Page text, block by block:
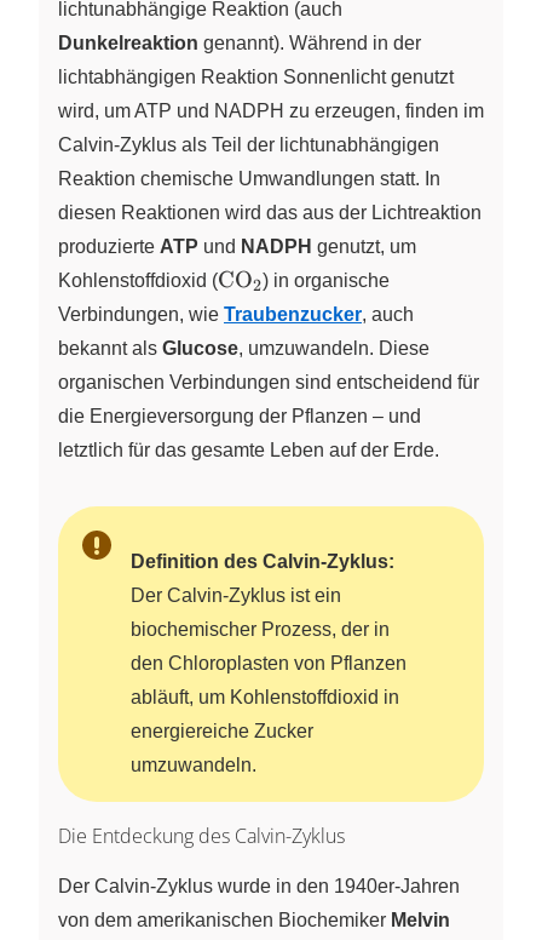
lichtunabhängige Reaktion (auch
Dunkelreaktion genannt). Während in der
lichtabhängigen Reaktion Sonnenlicht genutzt
wird, um ATP und NADPH zu erzeugen, finden im
Calvin-Zyklus als Teil der lichtunabhängigen
Reaktion chemische Umwandlungen statt. In
diesen Reaktionen wird das aus der Lichtreaktion
produzierte ATP und NADPH genutzt, um
Kohlenstoffdioxid (\ce{CO2}
COX
2) in organische
Verbindungen, wie Traubenzucker, auch
bekannt als Glucose, umzuwandeln. Diese
organischen Verbindungen sind entscheidend für
die Energieversorgung der Pflanzen – und
letztlich für das gesamte Leben auf der Erde.
Definition des Calvin-Zyklus:
Der Calvin-Zyklus ist ein
biochemischer Prozess, der in
den Chloroplasten von Pflanzen
abläuft, um Kohlenstoffdioxid in
energiereiche Zucker
umzuwandeln.
Die Entdeckung des Calvin-Zyklus
Der Calvin-Zyklus wurde in den 1940er-Jahren
von dem amerikanischen Biochemiker Melvin